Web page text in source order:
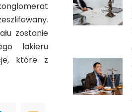
zostanie
lakieru
które z